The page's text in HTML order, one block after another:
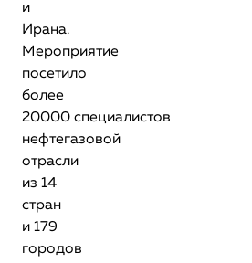
и
Ирана.
Мероприятие
посетило
более
20000 специалистов
нефтегазовой
отрасли
из 14
стран
и 179
городов